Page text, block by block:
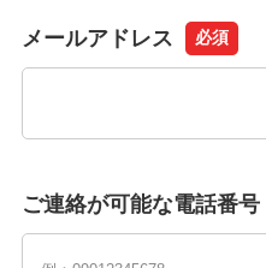
メールアドレス 必須
ご連絡が可能な電話番号